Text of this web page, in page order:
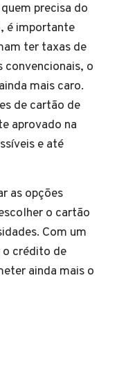
precisa do
é importante
ter taxas de
convencionais, o
mais caro.
de cartão de
aprovado na
e até
as opções
o cartão
Com um
o crédito de
ainda mais o